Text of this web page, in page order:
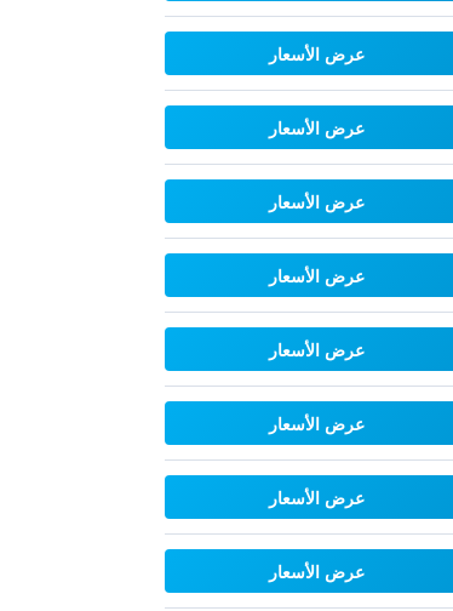
عرض الأسعار
عرض الأسعار
عرض الأسعار
عرض الأسعار
عرض الأسعار
عرض الأسعار
عرض الأسعار
عرض الأسعار